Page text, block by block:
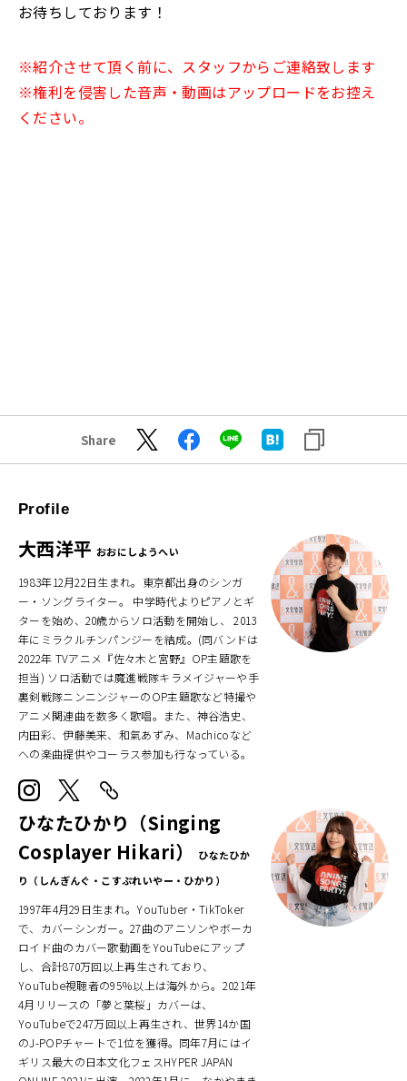
お待ちしております！
※紹介させて頂く前に、スタッフからご連絡致します
※権利を侵害した音声・動画はアップロードをお控え
ください。
Share
Profile
大西洋平 おおにしようへい
1983年12月22日生まれ。東京都出身のシンガ
ー・ソングライター。 中学時代よりピアノとギ
ターを始め、20歳からソロ活動を開始し、 2013
年にミラクルチンパンジーを結成。(同バンドは
2022年 TVアニメ『佐々木と宮野』OP主題歌を
担当) ソロ活動では魔進戦隊キラメイジャーや手
裏剣戦隊ニンニンジャーのOP主題歌など特撮や
アニメ関連曲を数多く歌唱。また、神谷浩史、
内田彩、伊藤美来、和氣あずみ、Machicoなど
への楽曲提供やコーラス参加も行なっている。
ひなたひかり（Singing
Cosplayer Hikari）
ひなたひか
り（しんぎんぐ・こすぷれいやー・ひかり）
1997年4月29日生まれ。YouTuber・TikToker
で、カバーシンガー。27曲のアニソンやボーカ
ロイド曲のカバー歌動画をYouTubeにアップ
し、合計870万回以上再生されており、
YouTube視聴者の95％以上は海外から。2021年
4月リリースの「夢と葉桜」カバーは、
YouTubeで247万回以上再生され、世界14か国
のJ-POPチャートで1位を獲得。同年7月にはイ
ギリス最大の日本文化フェスHYPER JAPAN